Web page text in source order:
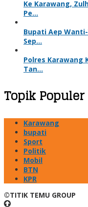
Ke Karawang,
Pe…
Bupati Aep
Sep…
Polres Karawang
Tan…
Topik Populer
Karawang
bupati
Sport
Politik
Mobil
BTN
KPR
©TITIK TEMU GROUP